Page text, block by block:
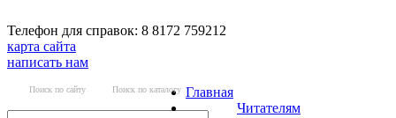
Телефон для справок: 8 8172 759212
карта сайта
написать нам
Поиск по сайту Поиск по каталогу Главная
Читателям